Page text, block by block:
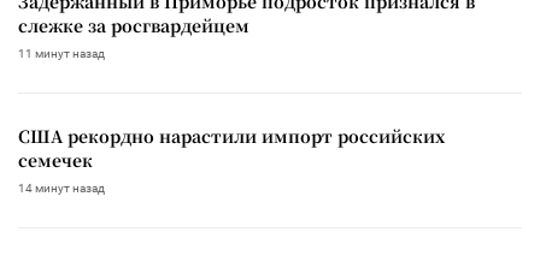
слежке за росгвардейцем
11 минут назад
США рекордно нарастили импорт российских
семечек
14 минут назад